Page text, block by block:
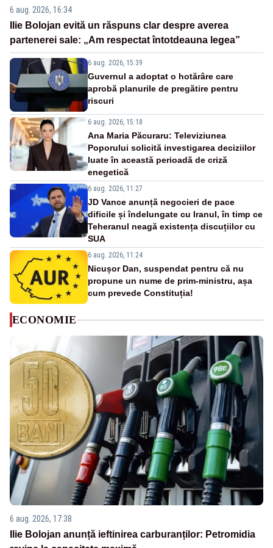
6 aug. 2026, 16:34
Ilie Bolojan evită un răspuns clar despre averea
partenerei sale: „Am respectat întotdeauna legea”
6 aug. 2026, 15:39
Guvernul a adoptat o hotărâre care
aprobă planurile de pregătire pentru
riscuri
6 aug. 2026, 15:18
Ana Maria Păcuraru: Televiziunea
Poporului solicită investigarea deciziilor
luate în această perioadă de criză
enegetică
6 aug. 2026, 11:27
JD Vance anunță negocieri de pace
dificile și îndelungate cu Iranul, în timp ce
Teheranul neagă existența discuțiilor cu
SUA
6 aug. 2026, 11:24
Nicușor Dan, suspendat pentru că nu
propune un nume de prim-ministru, așa
cum prevede Constituția!
ECONOMIE
6 aug. 2026, 17:38
Ilie Bolojan anunță ieftinirea carburanților: Petromidia